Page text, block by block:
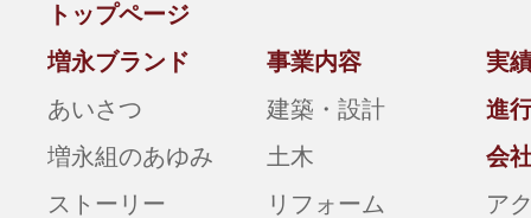
トップページ
増永ブランド
あいさつ
増永組のあゆみ
ストーリー
事業内容
建築・設計
土木
リフォーム
実
進
会
ア